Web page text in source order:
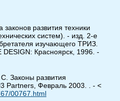
развития техники
систем). - изд. 2-е
изучающего ТРИЗ.
DESIGN: Красноярск, 1996. -
Законы развития
Partners, Февраль 2003. . - <
00767.html